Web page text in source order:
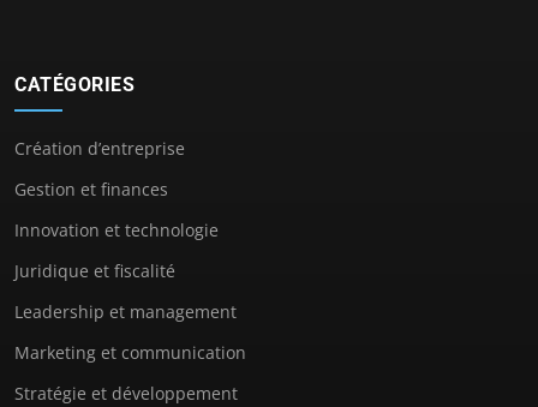
CATÉGORIES
Création d’entreprise
Gestion et finances
Innovation et technologie
Juridique et fiscalité
Leadership et management
Marketing et communication
Stratégie et développement